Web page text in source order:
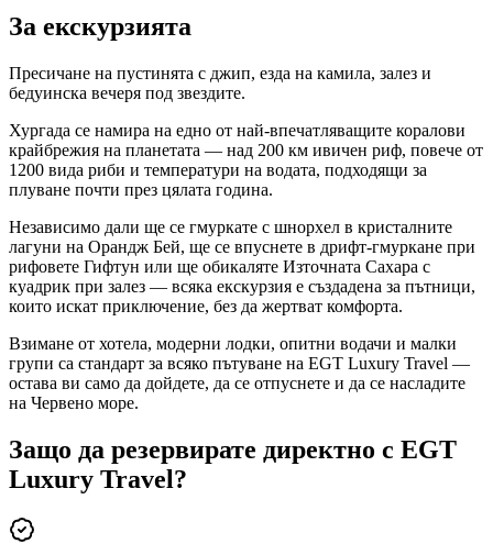
За екскурзията
Пресичане на пустинята с джип, езда на камила, залез и
бедуинска вечеря под звездите.
Хургада се намира на едно от най-впечатляващите коралови
крайбрежия на планетата — над 200 км ивичен риф, повече от
1200 вида риби и температури на водата, подходящи за
плуване почти през цялата година.
Независимо дали ще се гмуркате с шнорхел в кристалните
лагуни на Орандж Бей, ще се впуснете в дрифт-гмуркане при
рифовете Гифтун или ще обикаляте Източната Сахара с
куадрик при залез — всяка екскурзия е създадена за пътници,
които искат приключение, без да жертват комфорта.
Взимане от хотела, модерни лодки, опитни водачи и малки
групи са стандарт за всяко пътуване на EGT Luxury Travel —
остава ви само да дойдете, да се отпуснете и да се насладите
на Червено море.
Защо да резервирате директно с EGT
Luxury Travel?